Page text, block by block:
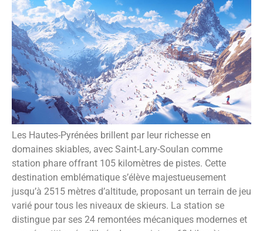
Les Hautes-Pyrénées brillent par leur richesse en
domaines skiables, avec Saint-Lary-Soulan comme
station phare offrant 105 kilomètres de pistes. Cette
destination emblématique s’élève majestueusement
jusqu’à 2515 mètres d’altitude, proposant un terrain de jeu
varié pour tous les niveaux de skieurs. La station se
distingue par ses 24 remontées mécaniques modernes et